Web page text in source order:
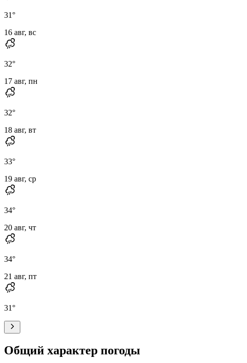
31°
16 авг, вс
32°
17 авг, пн
32°
18 авг, вт
33°
19 авг, ср
34°
20 авг, чт
34°
21 авг, пт
31°
Общий характер погоды